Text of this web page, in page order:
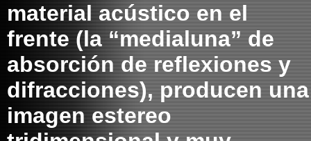
material acústico en el
frente (la “medialuna” de
absorción de reflexiones y
difracciones), producen una
imagen estereo